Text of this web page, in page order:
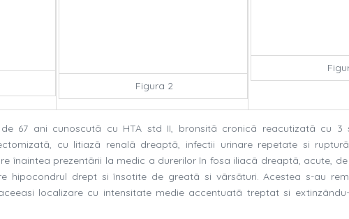
Figura 2
67 ani cunoscutã cu HTA std II, bronsitã cronicã reacutizatã cu 3
cu litiazã renalã dreaptã, infectii urinare repetate si
înaintea prezentãrii la medic a durerilor în fosa iliacã dreaptã, acute,
hipocondrul drept si însotite de greatã si vãrsãturi. Acestea s-au
localizare cu intensitate medie accentuatã treptat si